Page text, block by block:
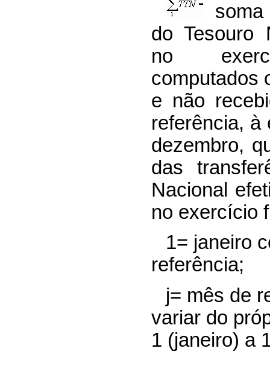
do Tesouro
no
computados
e não
referência, à
dezembro,
das
Nacional
no exercício
1= janeiro
referência;
j= mês de
variar do
1 (janeiro) a